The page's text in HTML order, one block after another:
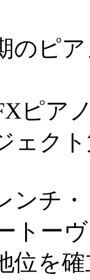
ピア
ピア
ェク
チ・
トー
位を